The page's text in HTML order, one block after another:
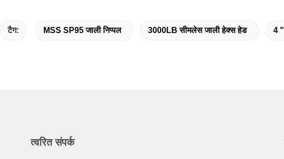
टैग: MSS SP95 जाली निप्पल 3000LB सीमलेस जाली हेक्स हेड 4
त्वरित संपर्क